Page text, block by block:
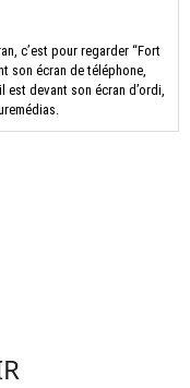
c’est pour regarder “Fort
son écran de téléphone,
est devant son écran d’ordi,